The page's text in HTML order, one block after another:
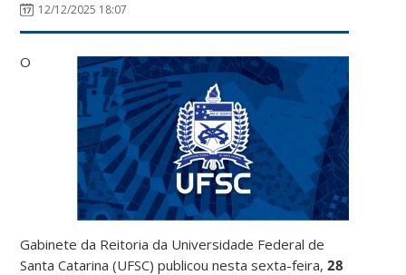
12/12/2025 18:07
O
Gabinete da Reitoria da Universidade Federal de
Santa Catarina (UFSC) publicou nesta sexta-feira,28